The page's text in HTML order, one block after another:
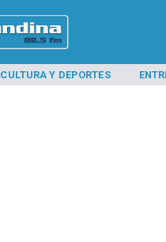
CULTURA Y DEPORTES